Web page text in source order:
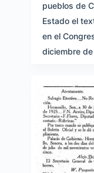
pueblos de
Estado el
en el
diciembre